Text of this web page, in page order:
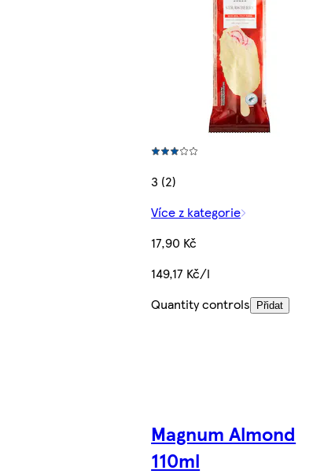
3 (2)
Více z kategorie
17,90 Kč
149,17 Kč/l
Quantity controls
Přidat
Magnum Almond
110ml